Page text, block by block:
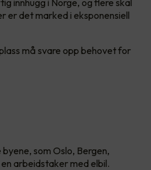
er det marked i eksponensiell
må svare opp behovet for
som Oslo, Bergen,
arbeidstaker med elbil.